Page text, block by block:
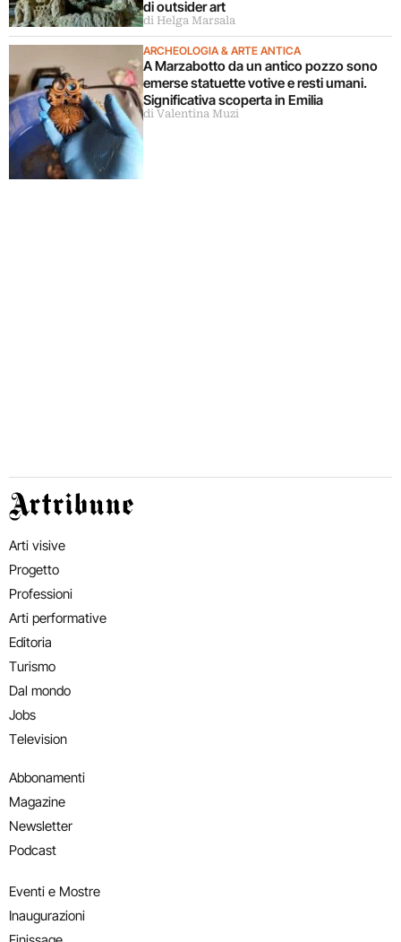
di outsider art
di Helga Marsala
ARCHEOLOGIA & ARTE ANTICA
A Marzabotto da un antico pozzo sono
emerse statuette votive e resti umani.
Significativa scoperta in Emilia
di Valentina Muzi
Artribune
Arti visive
Progetto
Professioni
Arti performative
Editoria
Turismo
Dal mondo
Jobs
Television
Abbonamenti
Magazine
Newsletter
Podcast
Eventi e Mostre
Inaugurazioni